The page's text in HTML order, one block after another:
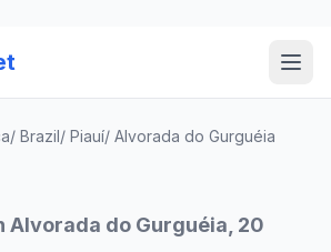
/ Brazil/ Piauí/ Alvorada do Gurguéia
Alvorada do Gurguéia, 20